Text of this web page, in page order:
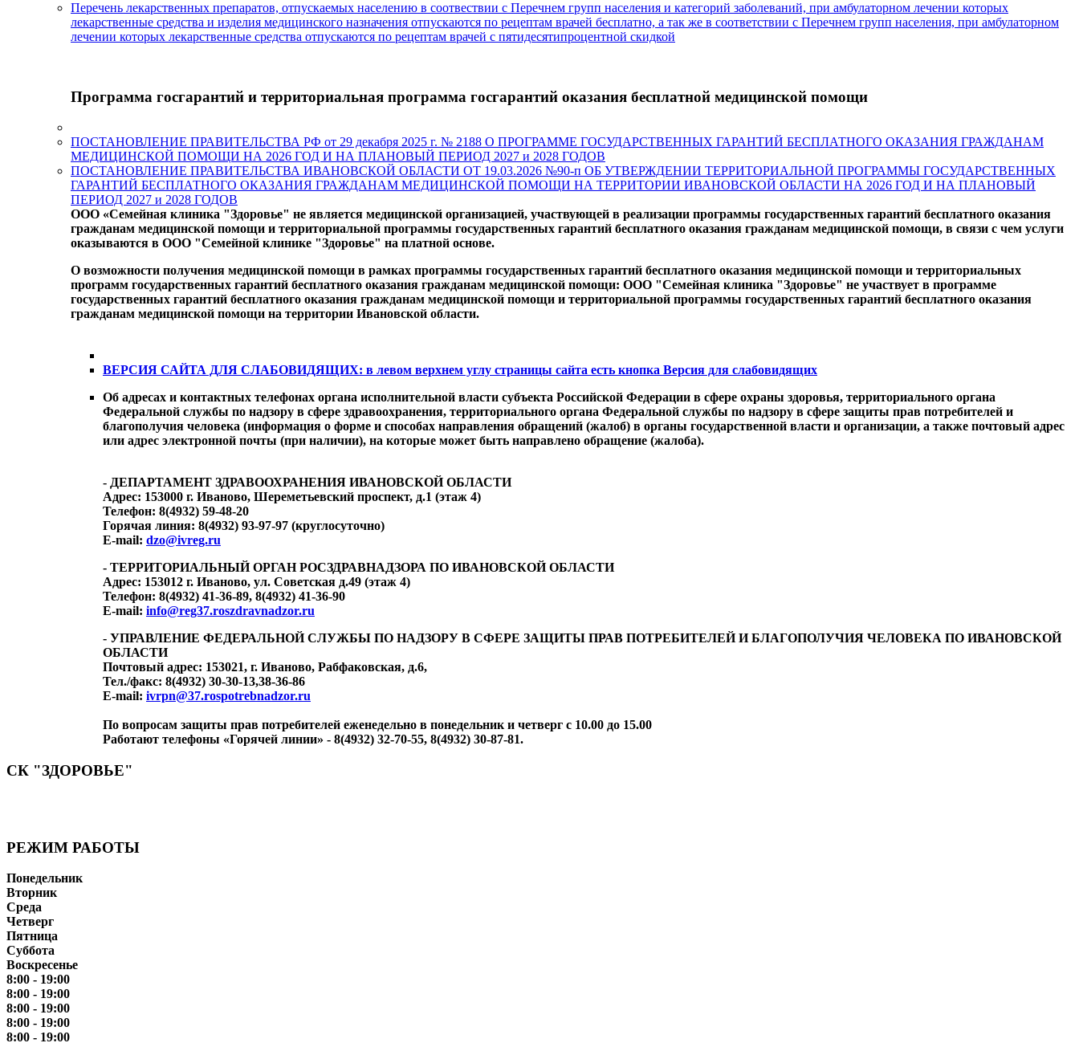
Перечень лекарственных препаратов, отпускаемых населению в соотвествии с Перечнем групп населения и категорий заболеваний, при амбулаторном лечении которых
лекарственные средства и изделия медицинского назначения отпускаются по рецептам врачей бесплатно, а так же в соответствии с Перечнем групп населения, при амбулаторном
лечении которых лекарственные средства отпускаются по рецептам врачей с пятидесятипроцентной скидкой
Программа госгарантий и территориальная программа госгарантий оказания бесплатной медицинской помощи
ПОСТАНОВЛЕНИЕ ПРАВИТЕЛЬСТВА РФ от 29 декабря 2025 г. № 2188 О ПРОГРАММЕ ГОСУДАРСТВЕННЫХ ГАРАНТИЙ БЕСПЛАТНОГО ОКАЗАНИЯ ГРАЖДАНАМ
МЕДИЦИНСКОЙ ПОМОЩИ НА 2026 ГОД И НА ПЛАНОВЫЙ ПЕРИОД 2027 и 2028 ГОДОВ
ПОСТАНОВЛЕНИЕ ПРАВИТЕЛЬСТВА ИВАНОВСКОЙ ОБЛАСТИ ОТ 19.03.2026 №90-п ОБ УТВЕРЖДЕНИИ ТЕРРИТОРИАЛЬНОЙ ПРОГРАММЫ ГОСУДАРСТВЕННЫХ
ГАРАНТИЙ БЕСПЛАТНОГО ОКАЗАНИЯ ГРАЖДАНАМ МЕДИЦИНСКОЙ ПОМОЩИ НА ТЕРРИТОРИИ ИВАНОВСКОЙ ОБЛАСТИ НА 2026 ГОД И НА ПЛАНОВЫЙ
ПЕРИОД 2027 и 2028 ГОДОВ
ООО «Семейная клиника "Здоровье" не является медицинской организацией, участвующей в реализации программы государственных гарантий бесплатного оказания
гражданам медицинской помощи и территориальной программы государственных гарантий бесплатного оказания гражданам медицинской помощи, в связи с чем услуги
оказываются в ООО "Семейной клинике "Здоровье" на платной основе.
О возможности получения медицинской помощи в рамках программы государственных гарантий бесплатного оказания медицинской помощи и территориальных
программ государственных гарантий бесплатного оказания гражданам медицинской помощи: ООО "Семейная клиника "Здоровье" не участвует в программе
государственных гарантий бесплатного оказания гражданам медицинской помощи и территориальной программы государственных гарантий бесплатного оказания
гражданам медицинской помощи на территории Ивановской области.
ВЕРСИЯ САЙТА ДЛЯ СЛАБОВИДЯЩИХ: в левом верхнем углу страницы сайта есть кнопка Версия для слабовидящих
Об адресах и контактных телефонах органа исполнительной власти субъекта Российской Федерации в сфере охраны здоровья, территориального органа
Федеральной службы по надзору в сфере здравоохранения, территориального органа Федеральной службы по надзору в сфере защиты прав потребителей и
благополучия человека (информация о форме и способах направления обращений (жалоб) в органы государственной власти и организации, а также почтовый адрес
или адрес электронной почты (при наличии), на которые может быть направлено обращение (жалоба).
- ДЕПАРТАМЕНТ ЗДРАВООХРАНЕНИЯ ИВАНОВСКОЙ ОБЛАСТИ
Адрес: 153000 г. Иваново, Шереметьевский проспект, д.1 (этаж 4)
Телефон: 8(4932) 59-48-20
Горячая линия: 8(4932) 93-97-97 (круглосуточно)
E-mail: dzo@ivreg.ru
- ТЕРРИТОРИАЛЬНЫЙ ОРГАН РОСЗДРАВНАДЗОРА ПО ИВАНОВСКОЙ ОБЛАСТИ
Адрес: 153012 г. Иваново, ул. Советская д.49 (этаж 4)
Телефон: 8(4932) 41-36-89, 8(4932) 41-36-90
E-mail: info@reg37.roszdravnadzor.ru
- УПРАВЛЕНИЕ ФЕДЕРАЛЬНОЙ СЛУЖБЫ ПО НАДЗОРУ В СФЕРЕ ЗАЩИТЫ ПРАВ ПОТРЕБИТЕЛЕЙ И БЛАГОПОЛУЧИЯ ЧЕЛОВЕКА ПО ИВАНОВСКОЙ
ОБЛАСТИ
Почтовый адрес: 153021, г. Иваново, Рабфаковская, д.6,
Тел./факс: 8(4932) 30-30-13,38-36-86
Е-mail: ivrpn@37.rospotrebnadzor.ru
По вопросам защиты прав потребителей еженедельно в понедельник и четверг с 10.00 до 15.00
Работают телефоны «Горячей линии» - 8(4932) 32-70-55, 8(4932) 30-87-81.
СК "ЗДОРОВЬЕ"
РЕЖИМ РАБОТЫ
Понедельник
Вторник
Среда
Четверг
Пятница
Суббота
Воскресенье
8:00 - 19:00
8:00 - 19:00
8:00 - 19:00
8:00 - 19:00
8:00 - 19:00